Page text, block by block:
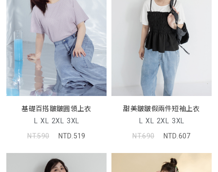
基礎百搭皺皺圓領上衣
L XL 2XL 3XL
NT.590
NTD.519
甜美皺皺假兩件短袖上衣
L XL 2XL 3XL
NT.690
NTD.607